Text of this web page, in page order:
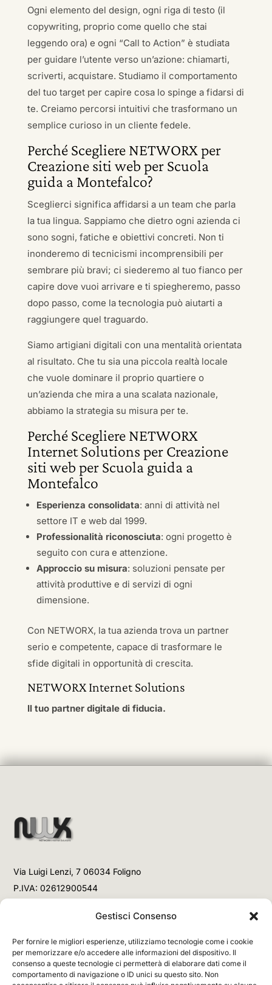
Gestisci Consenso
Per fornire le migliori esperienze, utilizziamo tecnologie come i cookie
per memorizzare e/o accedere alle informazioni del dispositivo. Il
consenso a queste tecnologie ci permetterà di elaborare dati come il
comportamento di navigazione o ID unici su questo sito. Non
Ogni elemento del design, ogni riga di testo (il
copywriting, proprio come quello che stai
leggendo ora) e ogni “Call to Action” è studiata
per guidare l’utente verso un’azione: chiamarti,
scriverti, acquistare. Studiamo il comportamento
del tuo target per capire cosa lo spinge a fidarsi di
te. Creiamo percorsi intuitivi che trasformano un
semplice curioso in un cliente fedele.
Perché Scegliere NETWORX per
Creazione siti web per Scuola
guida a Montefalco?
Sceglierci significa affidarsi a un team che parla
la tua lingua. Sappiamo che dietro ogni azienda ci
sono sogni, fatiche e obiettivi concreti. Non ti
inonderemo di tecnicismi incomprensibili per
sembrare più bravi; ci siederemo al tuo fianco per
capire dove vuoi arrivare e ti spiegheremo, passo
dopo passo, come la tecnologia può aiutarti a
raggiungere quel traguardo.
Siamo artigiani digitali con una mentalità orientata
al risultato. Che tu sia una piccola realtà locale
che vuole dominare il proprio quartiere o
un’azienda che mira a una scalata nazionale,
abbiamo la strategia su misura per te.
Perché Scegliere NETWORX
Internet Solutions per Creazione
siti web per Scuola guida a
Montefalco
Esperienza consolidata: anni di attività nel
settore IT e web dal 1999.
Professionalità riconosciuta: ogni progetto è
seguito con cura e attenzione.
Approccio su misura: soluzioni pensate per
attività produttive e di servizi di ogni
dimensione.
Con NETWORX, la tua azienda trova un partner
serio e competente, capace di trasformare le
sfide digitali in opportunità di crescita.
NETWORX Internet Solutions
Il tuo partner digitale di fiducia.
Via Luigi Lenzi, 7 06034 Foligno
P.IVA: 02612900544
+39 3477853708 (Chiamata)
Email